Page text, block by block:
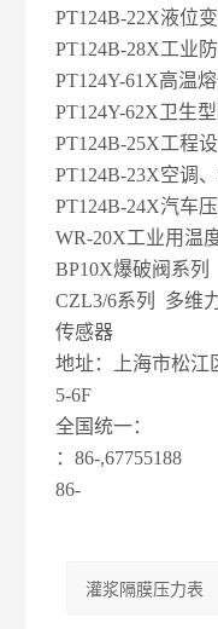
PT124B-22X液位
PT124B-28X工业
PT124Y-61X高温
PT124Y-62X卫生
PT124B-25X工程
PT124B-23X空调
PT124B-24X汽车
WR-20X工业用温
BP10X爆破阀系列
CZL3/6系列 多维
传感器
地址：上海市松江
5-6F
全国统
：86-
86-